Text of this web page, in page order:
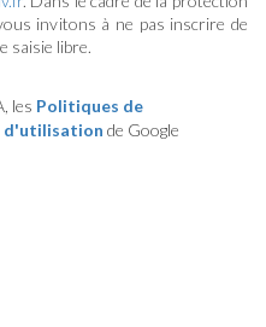
invitons à ne pas inscrire de
saisie libre.
les Politiques de
d'utilisation de Google